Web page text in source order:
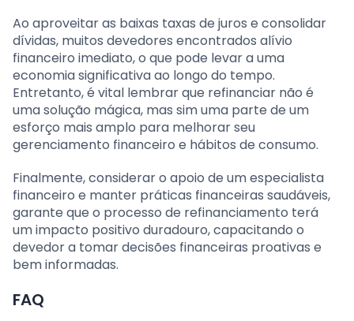
Ao aproveitar as baixas taxas de juros e consolidar
dívidas, muitos devedores encontrados alívio
financeiro imediato, o que pode levar a uma
economia significativa ao longo do tempo.
Entretanto, é vital lembrar que refinanciar não é
uma solução mágica, mas sim uma parte de um
esforço mais amplo para melhorar seu
gerenciamento financeiro e hábitos de consumo.
Finalmente, considerar o apoio de um especialista
financeiro e manter práticas financeiras saudáveis,
garante que o processo de refinanciamento terá
um impacto positivo duradouro, capacitando o
devedor a tomar decisões financeiras proativas e
bem informadas.
FAQ